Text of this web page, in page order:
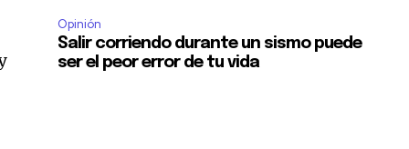
Opinión
Salir corriendo durante un sismo puede
ser el peor error de tu vida